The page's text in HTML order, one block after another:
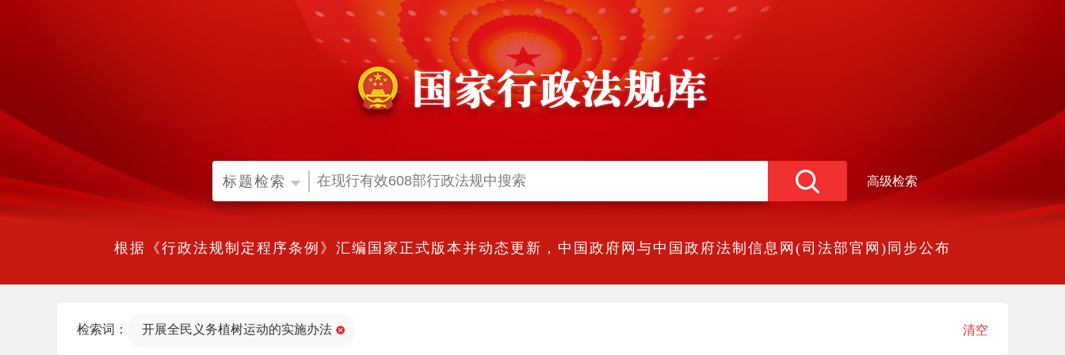
标题检索 高级检索
根据《行政法规制定程序条例》汇编国家正式版本并动态更新，中国政府网与中国政府法制信息网(司法部官网)同步公布
检索词： 开展全民义务植树运动的实施办法 清空